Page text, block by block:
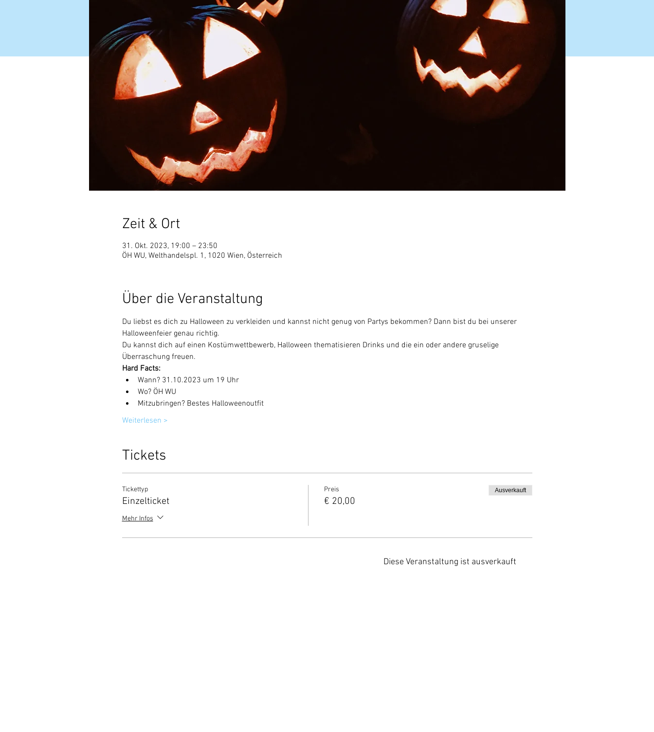
Zeit & Ort
31. Okt. 2023, 19:00 – 23:50
ÖH WU, Welthandelspl. 1, 1020 Wien, Österreich
Über die Veranstaltung
Du liebst es dich zu Halloween zu verkleiden und kannst nicht genug von Partys bekommen? Dann bist du bei unserer
Halloweenfeier genau richtig.
Du kannst dich auf einen Kostümwettbewerb, Halloween thematisieren Drinks und die ein oder andere gruselige
Überraschung freuen.
Hard Facts:
Wann? 31.10.2023 um 19 Uhr
Wo? ÖH WU
Mitzubringen? Bestes Halloweenoutfit
Weiterlesen >
Tickets
Tickettyp
Einzelticket
Mehr Infos
Preis
€ 20,00
Ausverkauft
Diese Veranstaltung ist ausverkauft